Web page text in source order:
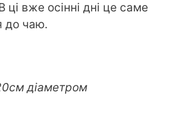
ці вже осінні дні це саме
до чаю.
діаметром